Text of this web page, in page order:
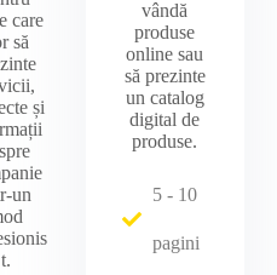
care
să
și
un
t.
vândă
produse
online sau
să prezinte
un catalog
digital de
produse.
5 - 10
pagini